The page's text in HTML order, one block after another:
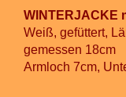
WINTERJACKE
Weiß, gefüttert,
gemessen 18cm
Armloch 7cm,